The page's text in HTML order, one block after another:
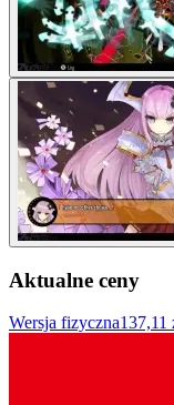
Aktualne ceny
Wersja fizyczna137,11